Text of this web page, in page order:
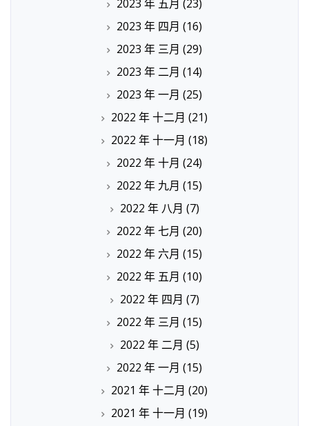
2023 年 五月 (23)
2023 年 四月 (16)
2023 年 三月 (29)
2023 年 二月 (14)
2023 年 一月 (25)
2022 年 十二月 (21)
2022 年 十一月 (18)
2022 年 十月 (24)
2022 年 九月 (15)
2022 年 八月 (7)
2022 年 七月 (20)
2022 年 六月 (15)
2022 年 五月 (10)
2022 年 四月 (7)
2022 年 三月 (15)
2022 年 二月 (5)
2022 年 一月 (15)
2021 年 十二月 (20)
2021 年 十一月 (19)